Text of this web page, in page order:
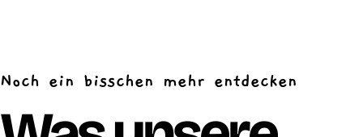
Noch ein bisschen mehr entdecken